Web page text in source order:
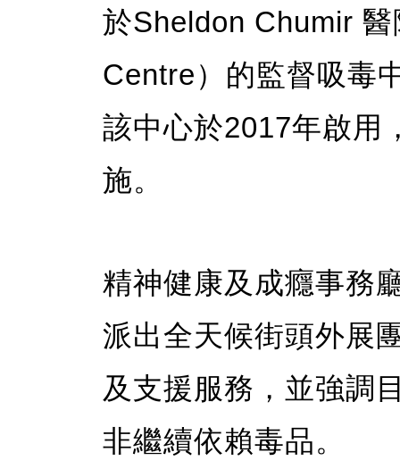
於Sheldon Chumir
Centre）的監督吸毒
該中心於2017年啟用
施。
精神健康及成癮事務
派出全天候街頭外展
及支援服務，並強調
非繼續依賴毒品。